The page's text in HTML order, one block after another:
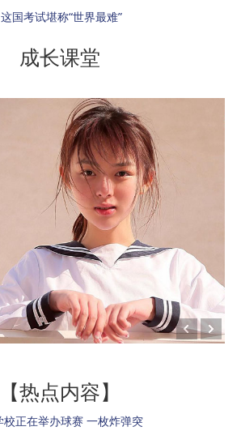
国考试堪称“世界最难”
成长课堂
【热点内容】
正在举办球赛 一枚炸弹突